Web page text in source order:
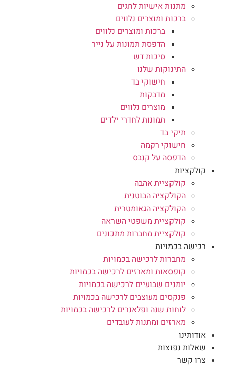
מתנות אישיות לחגים
ברכות ומוצרים נלווים
ברכות ומוצרים נלווים
הדפסת תמונות על נייר
סיכות דש
התינוקות שלנו
חישוקי בד
מדבקות
מוצרים נלווים
תמונות לחדרי ילדים
תיקי בד
חישוקי רקמה
הדפסה על קנבס
קולקציות
קולקציית אהבה
הקולקציה הבוטנית
הקולקציה הגאומטרית
קולקציית משפטי השראה
קולקציית מחברות מתכונים
רכישה בכמויות
מחברות לרכישה בכמויות
קופסאות ומארזים לרכישה בכמויות
יומנים שבועיים לרכישה בכמויות
פנקסים מעוצבים לרכישה בכמויות
לוחות שנה ופלאנרים לרכישה בכמויות
מארזים ומתנות לעובדים
אודותינו
שאלות נפוצות
צרו קשר